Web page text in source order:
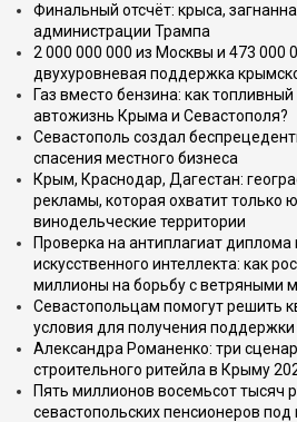
Финальный отсчёт: крыса,
администрации Трампа
2 000 000 000 из Москвы и 473 000
двухуровневая поддержка
Газ вместо бензина: как
автожизнь Крыма и Севастополя?
Севастополь создал
спасения местного бизнеса
Крым, Краснодар, Дагестан:
рекламы, которая охватит только
винодельческие территории
Проверка на антиплагиат диплома
искусственного интеллекта: как
миллионы на борьбу с ветряными
Севастопольцам помогут решить
условия для получения поддержки
Александра Романенко: три
строительного ритейла в Крыму
Пять миллионов восемьсот тысяч
севастопольских пенсионеров